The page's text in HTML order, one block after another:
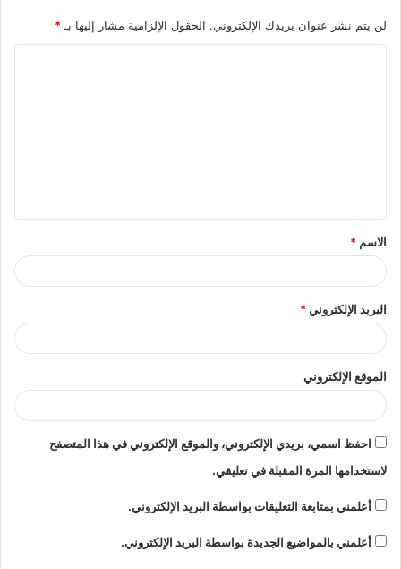
لن يتم نشر عنوان بريدك الإلكتروني. الحقول الإلزامية مشار إليها بـ *
ق
*
الاسم *
البريد الإلكتروني*
الموقع الإلكتروني
احفظ اسمي، بريدي الإلكتروني، والموقع الإلكتروني في هذا المتصفح
لاستخدامها المرة المقبلة في تعليقي.
أعلمني بمتابعة التعليقات بواسطة البريد الإلكتروني.
أعلمني بالمواضيع الجديدة بواسطة البريد الإلكتروني.